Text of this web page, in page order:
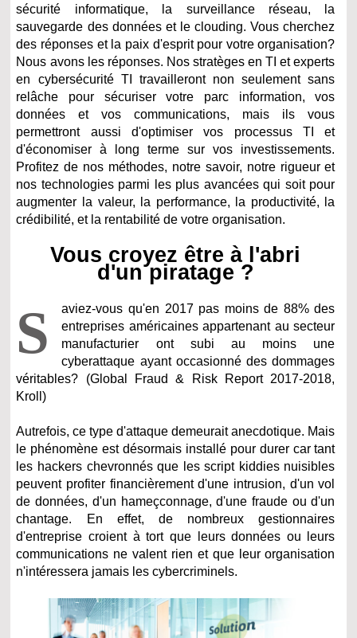
sécurité informatique, la surveillance réseau, la
sauvegarde des données et le clouding. Vous cherchez
des réponses et la paix d'esprit pour votre organisation?
Nous avons les réponses. Nos stratèges en TI et experts
en cybersécurité TI travailleront non seulement sans
relâche pour sécuriser votre parc information, vos
données et vos communications, mais ils vous
permettront aussi d'optimiser vos processus TI et
d'économiser à long terme sur vos investissements.
Profitez de nos méthodes, notre savoir, notre rigueur et
nos technologies parmi les plus avancées qui soit pour
augmenter la valeur, la performance, la productivité, la
crédibilité, et la rentabilité de votre organisation.
Vous croyez être à l'abri
d'un piratage ?
S
aviez-vous qu'en 2017 pas moins de 88% des
entreprises américaines appartenant au secteur
manufacturier ont subi au moins une
cyberattaque ayant occasionné des dommages
véritables? (Global Fraud & Risk Report 2017-2018,
Kroll)
Autrefois, ce type d'attaque demeurait anecdotique. Mais
le phénomène est désormais installé pour durer car tant
les hackers chevronnés que les script kiddies nuisibles
peuvent profiter financièrement d'une intrusion, d'un vol
de données, d'un hameçconnage, d'une fraude ou d'un
chantage. En effet, de nombreux gestionnaires
d'entreprise croient à tort que leurs données ou leurs
communications ne valent rien et que leur organisation
n'intéressera jamais les cybercriminels.